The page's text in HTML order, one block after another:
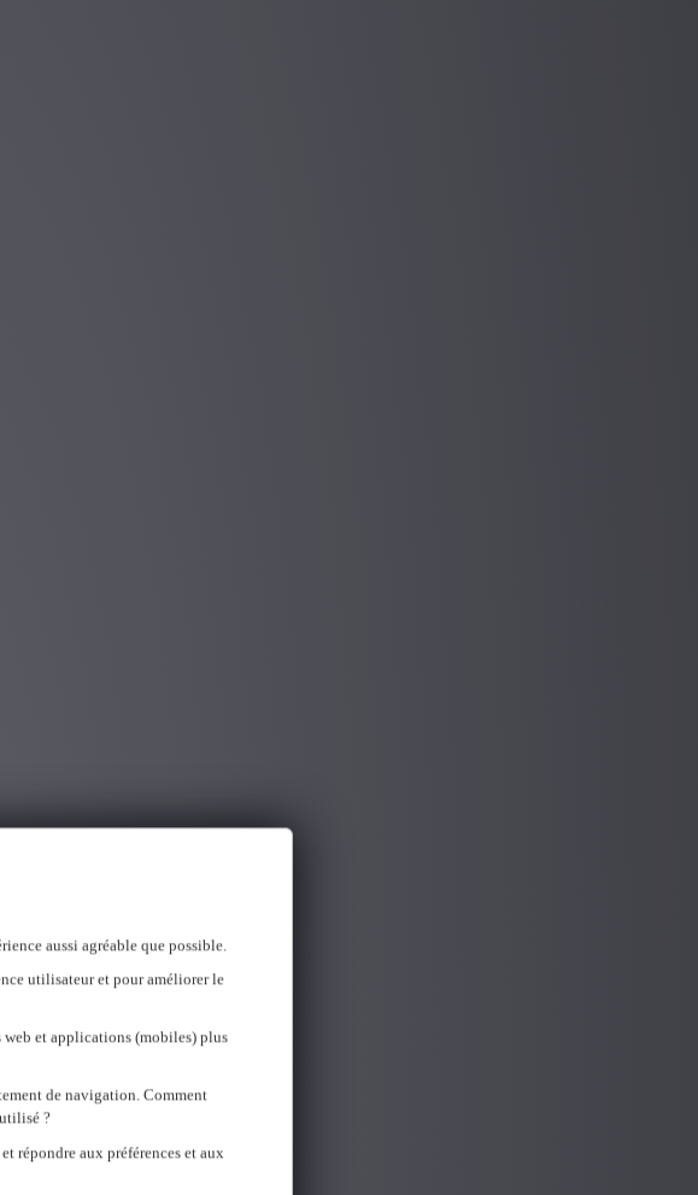
aussi agréable que possible.
utilisateur et pour améliorer le
web et applications (mobiles) plus
de navigation. Comment
?
répondre aux préférences et aux